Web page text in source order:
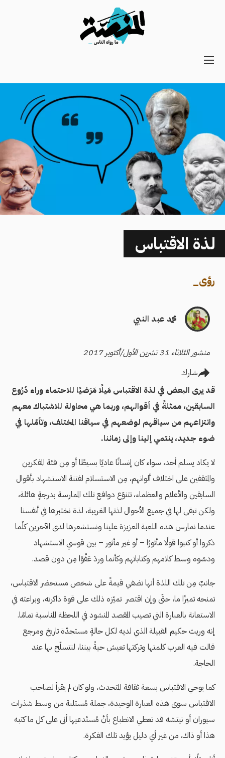
Main
Secondary
Navigation
لذة الاقتباس
رؤى_
محمد عبد النبي
منشور الثلاثاء 31 تشرين الأول/أكتوبر 2017
شارك
قد يرى البعض في لذة الاقتباس مَيلًا مَرَضيًا للاحتماء وراء دُرُوع
السابقين، ممثلةً في أقوالهم، وربما هي محاولة للاشتباك معهم
وانتزاعهم من سياقهم لوضعهم في سياقنا المختلف، وتأمّلها في
ضوء جديد، ينتمي إلينا وإلى زماننا.
لا يكاد يسلم أحد، سواء كان إنسانًا عاديًا بسيطًا أو مِن فئة المفكرين
والمثقفين على اختلاف ألوانهم، مِن الاستسلام لفتنة الاستشهاد بأقوال
السابقين والأعلام والعظماء، تتنوّع دوافع تلك الممارسة بدرجةٍ هائلة،
ولكن تبقى لها في جميع الأحوال لذتها الغريبة، لذة نختبرها في أنفسنا
عندما نمارس هذه اللعبة العزيزة علينا ونستشعرها لدى الآخرين كلّما
ذكروا أو كتبوا قولًا مأثورًا – أو غير مأثور – بين قوسي الاستشهاد
ودسّوه وسط كلامهم وكتاباتهم وكأنما وردَ عَفْوًا مِن دون قصد.
جانبٌ مِن تلك اللذة أنها تضفي قيمةً على شخص مستحضر الاقتباس،
تمنحه تميزًا ما، حتّى وإن اقتصر تميّزه ذلك على قوة ذاكرته، وبراعته في
الاستعانة بالعبارة التي تصيب المقصد المنشود في اللحظة المناسبة تمامًا.
إنه وريث حكيم القبيلة الذي لديه لكل حالةٍ مستجدّة تاريخ ومرجع
قالت فيه العرب كلمتها وتركتها تعيش حيةً بيننا، لنتسلّح بها عند
الحاجة.
كما يوحي الاقتباس بسعة ثقافة المتحدث، ولو كان لم يقرأ لصاحب
الاقتباس سوى هذه العبارة الوحيدة، جملة مُستلبة من وسط شذرات
سيوران أو نيتشه قد تعطي الانطباع بأنَّ مُستَدعيها أتى على كل ما كتبه
هذا أو ذاك، من غير أي دليل يؤيد تلك الفكرة.